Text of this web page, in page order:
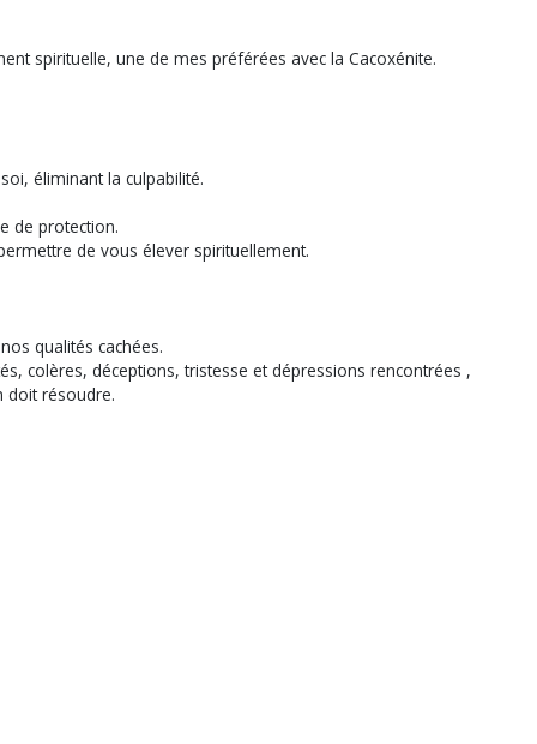
spirituelle, une de mes préférées avec la Cacoxénite.
éliminant la culpabilité.
de protection.
de vous élever spirituellement.
qualités cachées.
colères, déceptions, tristesse et dépressions rencontrées ,
doit résoudre.